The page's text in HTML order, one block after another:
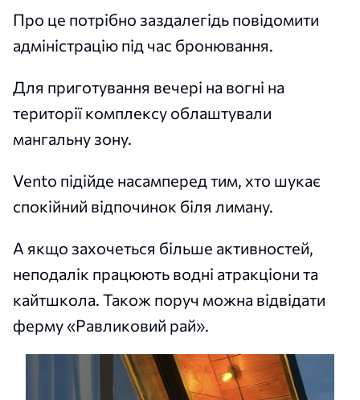
Про це потрібно заздалегідь повідомити
адміністрацію під час бронювання.
Для приготування вечері на вогні на
території комплексу облаштували
мангальну зону.
Vento підійде насамперед тим, хто шукає
спокійний відпочинок біля лиману.
А якщо захочеться більше активностей,
неподалік працюють водні атракціони та
кайтшкола. Також поруч можна відвідати
ферму «Равликовий рай».